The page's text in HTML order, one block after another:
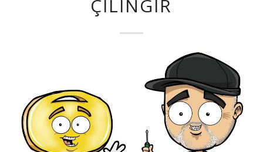
ÇILINGIR